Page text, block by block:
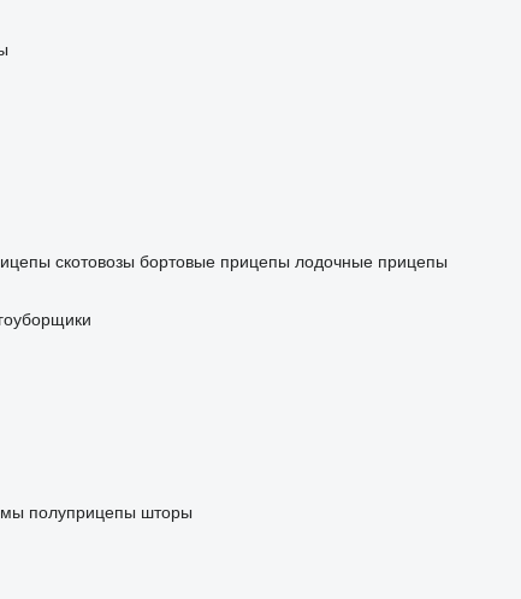
скотовозы бортовые прицепы лодочные прицепы
полуприцепы шторы